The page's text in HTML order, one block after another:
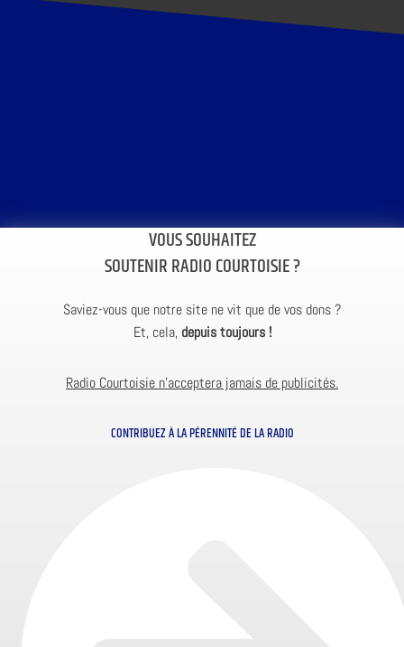
VOUS SOUHAITEZ
SOUTENIR RADIO COURTOISIE ?
Saviez-vous que notre site ne vit que de vos dons ?
Et, cela, depuis toujours !
Radio Courtoisie n’acceptera jamais de publicités.
CONTRIBUEZ À LA PÉRENNITÉ DE LA RADIO